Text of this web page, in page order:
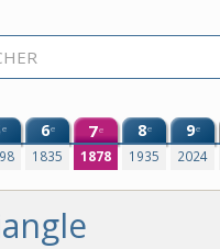
e 6e
1835
7e
1878
8e
1935
9e
2024